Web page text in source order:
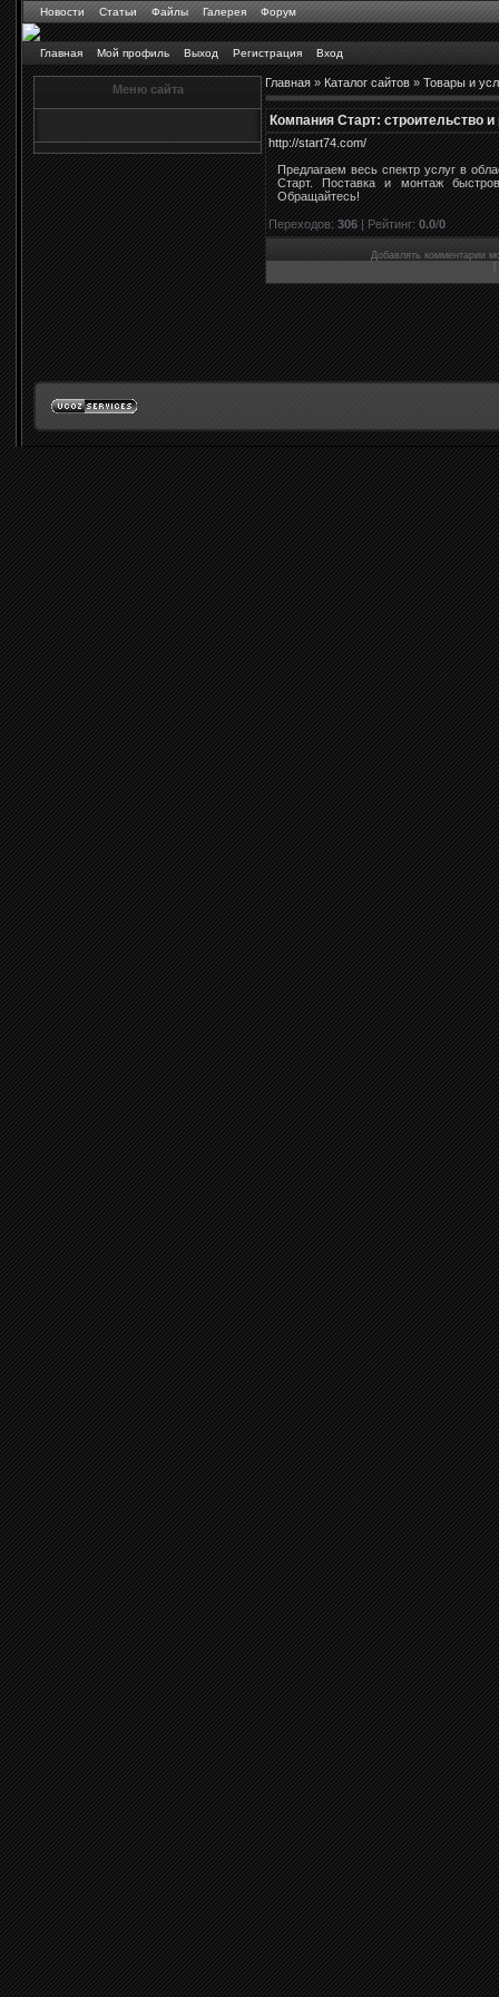
Новости Статьи Файлы Галерея Форум
Главная Мой профиль Выход Регистрация Вход
Меню сайта Главная»Каталог сайтов»Товары и
Компания Старт: строительство
http://start74.com/
Предлагаем весь спектр услуг в
Старт. Поставка и монтаж
Обращайтесь!
Переходов:306|Рейтинг:0.0/0
Добавлять комментарии